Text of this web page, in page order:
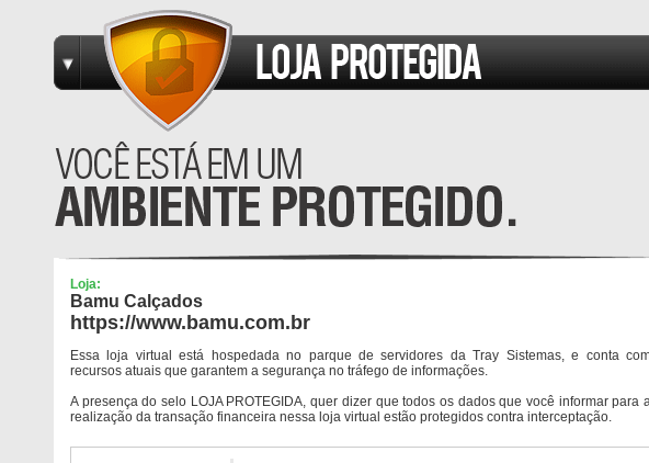
Loja:
Bamu Calçados
https://www.bamu.com.br
Essa loja virtual está hospedada no parque de servidores da Tray Sistemas, e conta
recursos atuais que garantem a segurança no tráfego de informações.
A presença do selo LOJA PROTEGIDA, quer dizer que todos os dados que você informar para
realização da transação financeira nessa loja virtual estão protegidos contra interceptação.